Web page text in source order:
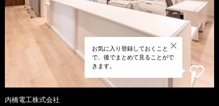
お気に入り登録しておくこと
で、後でまとめて見ることがで
きます。
内橋電工株式会社